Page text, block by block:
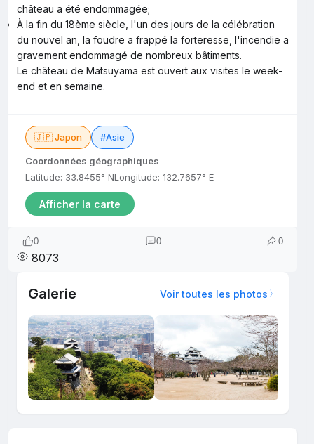
château a été endommagée;
À la fin du 18ème siècle, l'un des jours de la célébration
du nouvel an, la foudre a frappé la forteresse, l'incendie a
gravement endommagé de nombreux bâtiments.
Le château de Matsuyama est ouvert aux visites le week-
end et en semaine.
🇯🇵 Japon #Asie
Coordonnées géographiques
Latitude: 33.8455° NLongitude: 132.7657° E
Afficher la carte
0 0 0
8073
Galerie Voir toutes les photos